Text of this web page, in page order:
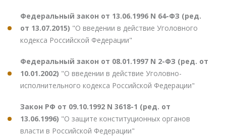
Федеральный закон от 13.06.1996 N 64-ФЗ (ред.
от 13.07.2015) "О введении в действие Уголовного
кодекса Российской Федерации"
Федеральный закон от 08.01.1997 N 2-ФЗ (ред. от
10.01.2002) "О введении в действие Уголовно-
исполнительного кодекса Российской Федерации"
Закон РФ от 09.10.1992 N 3618-1 (ред. от
13.06.1996) "О защите конституционных органов
власти в Российской Федерации"